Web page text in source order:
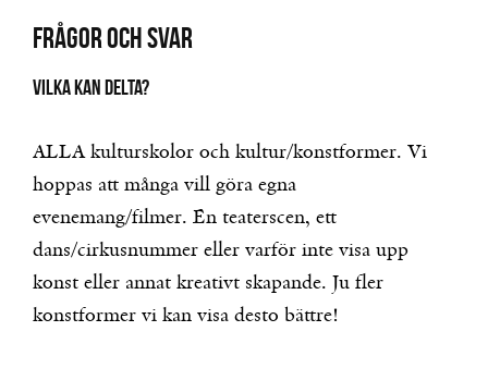
FRÅGOR OCH SVAR
VILKA KAN DELTA?
ALLA kulturskolor och kultur/konstformer. Vi
hoppas att många vill göra egna
evenemang/filmer. En teaterscen, ett
dans/cirkusnummer eller varför inte visa upp
konst eller annat kreativt skapande. Ju fler
konstformer vi kan visa desto bättre!